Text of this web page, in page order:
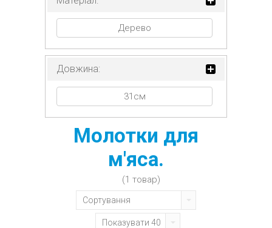
Дерево
Довжина:
31см
Молотки для
м'яса.
(1 товар)
Показувати 40
Сортування